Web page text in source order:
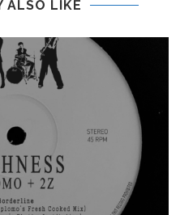
ALSO LIKE